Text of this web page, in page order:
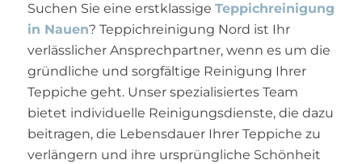
Suchen Sie eine erstklassige Teppichreinigung
in Nauen? Teppichreinigung Nord ist Ihr
verlässlicher Ansprechpartner, wenn es um die
gründliche und sorgfältige Reinigung Ihrer
Teppiche geht. Unser spezialisiertes Team
bietet individuelle Reinigungsdienste, die dazu
beitragen, die Lebensdauer Ihrer Teppiche zu
verlängern und ihre ursprüngliche Schönheit